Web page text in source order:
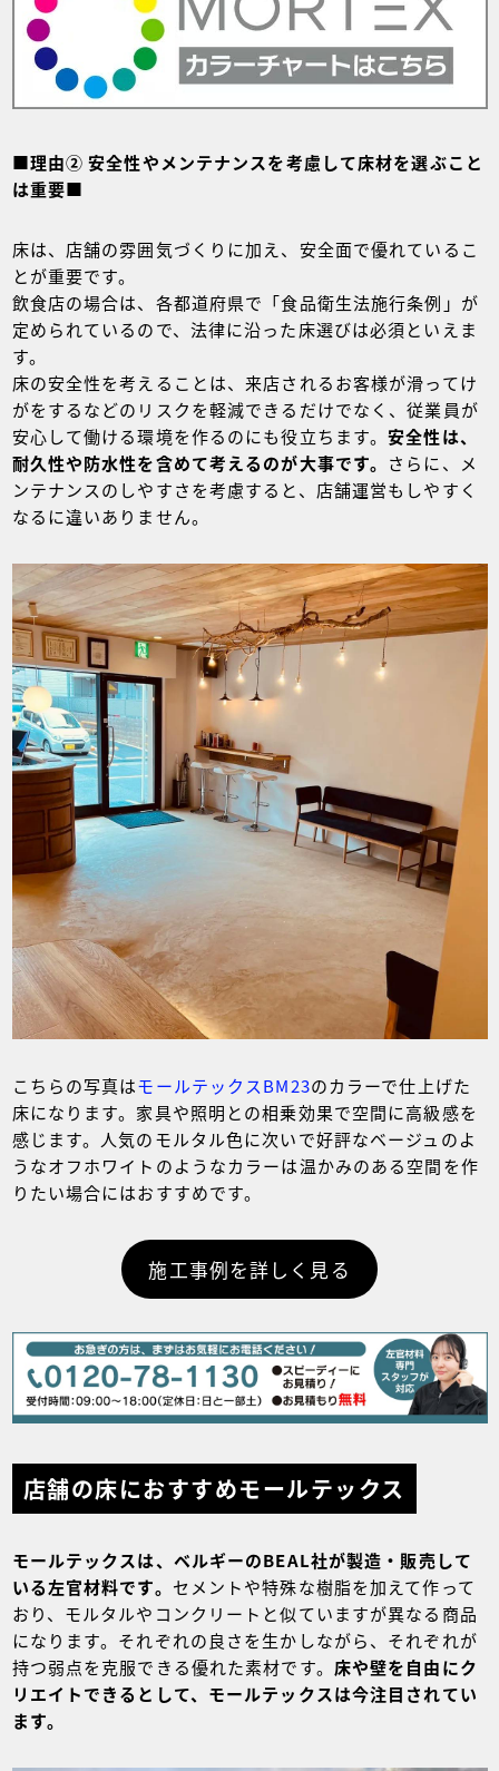
■理由② 安全性やメンテナンスを考慮して床材を選ぶこと
は重要■
床は、店舗の雰囲気づくりに加え、安全面で優れているこ
とが重要です。
飲食店の場合は、各都道府県で「食品衛生法施行条例」が
定められているので、法律に沿った床選びは必須といえま
す。
床の安全性を考えることは、来店されるお客様が滑ってけ
がをするなどのリスクを軽減できるだけでなく、従業員が
安心して働ける環境を作るのにも役立ちます。安全性は、
耐久性や防水性を含めて考えるのが大事です。 さらに、メ
ンテナンスのしやすさを考慮すると、店舗運営もしやすく
なるに違いありません。
こちらの写真はモールテックスBM23のカラーで仕上げた
床になります。家具や照明との相乗効果で空間に高級感を
感じます。人気のモルタル色に次いで好評なベージュのよ
うなオフホワイトのようなカラーは温かみのある空間を作
りたい場合にはおすすめです。
施工事例を詳しく見る
店舗の床におすすめモールテックス
モールテックスは、ベルギーのBEAL社が製造・販売して
いる左官材料です。 セメントや特殊な樹脂を加えて作って
おり、モルタルやコンクリートと似ていますが異なる商品
になります。それぞれの良さを生かしながら、それぞれが
持つ弱点を克服できる優れた素材です。 床や壁を自由にク
リエイトできるとして、モールテックスは今注目されてい
ます。